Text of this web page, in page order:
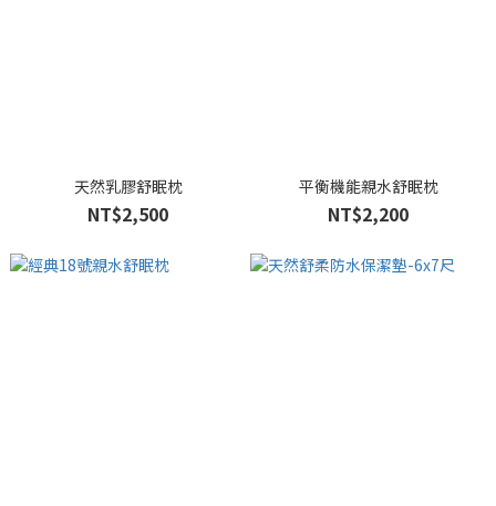
天然乳膠舒眠枕
NT$2,500
平衡機能親水舒眠枕
NT$2,200